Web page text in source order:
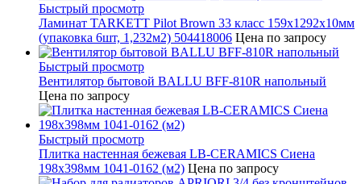
Быстрый просмотр
Ламинат TARKETT Pilot Brown 33 класс 159х1292х10мм
(упаковка 6шт, 1,232м2) 504418006 Цена по запросу
Быстрый просмотр
Вентилятор бытовой BALLU BFF-810R напольный
Цена по запросу
Быстрый просмотр
Плитка настенная бежевая LB-CERAMICS Сиена
198x398мм 1041-0162 (м2) Цена по запросу